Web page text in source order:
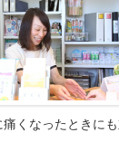
くなったときにも